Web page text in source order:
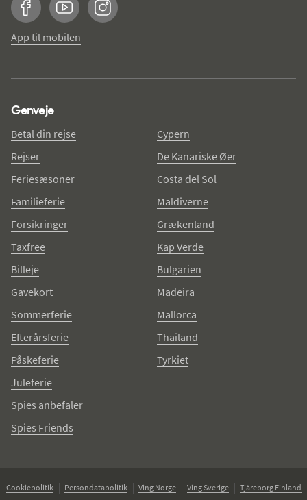
FacebookYouTubeInstagram
App til mobilen
Genveje
Betal din rejse
Rejser
Feriesæsoner
Familieferie
Forsikringer
Taxfree
Billeje
Gavekort
Sommerferie
Efterårsferie
Påskeferie
Juleferie
Spies anbefaler
Spies Friends
Cypern
De Kanariske Øer
Costa del Sol
Maldiverne
Grækenland
Kap Verde
Bulgarien
Madeira
Mallorca
Thailand
Tyrkiet
Cookiepolitik Persondatapolitik Ving Norge Ving Sverige
Tjäreborg Finland